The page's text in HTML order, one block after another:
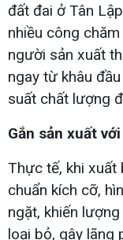
đất đai ở Tân
nhiều công
người sản xuất
ngay từ khâu
suất chất lượng
Gắn sản xuất
Thực tế, khi xuất
chuẩn kích cỡ,
ngặt, khiến
loại bỏ, gây lãng